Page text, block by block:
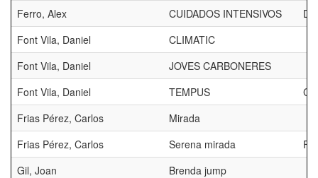
Ferro, Alex
CUIDADOS INTENSIVOS
Font Vila, Daniel
CLIMATIC
Font Vila, Daniel
JOVES CARBONERES
Font Vila, Daniel
TEMPUS
Frias Pérez, Carlos
Mirada
Frias Pérez, Carlos
Serena mirada
Gil, Joan
Brenda jump